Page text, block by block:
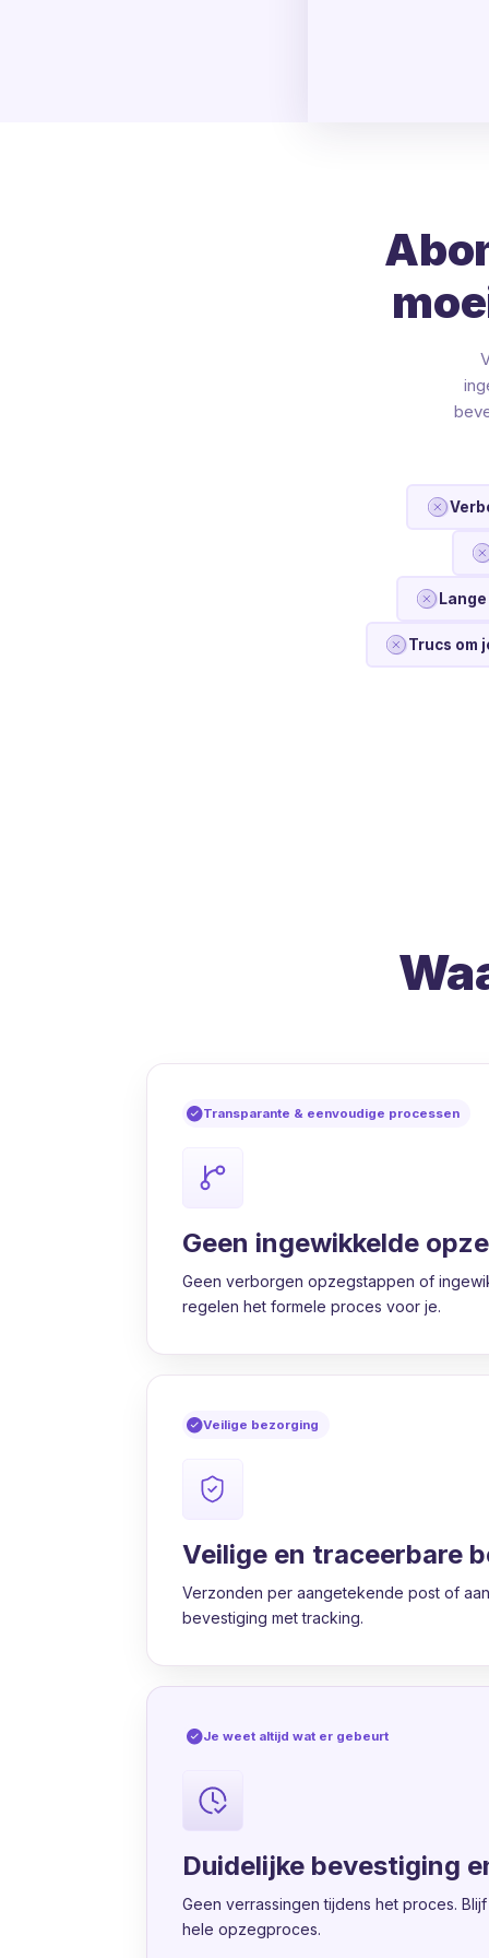
Trucs om
Transparante & eenvoudige processen
Geen ingewikkelde
Geen verborgen opzegstappen of
regelen het formele proces voor je.
Veilige bezorging
Veilige en traceerbare
Verzonden per aangetekende post of
bevestiging met tracking.
Je weet altijd wat er gebeurt
Duidelijke bevestiging
Geen verrassingen tijdens het proces.
hele opzegproces.